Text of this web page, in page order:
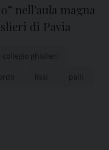
nell’aula magna
di Pavia
collegio ghislieri
lissi palli